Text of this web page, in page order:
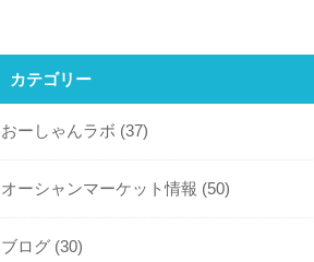
カテゴリー
おーしゃんラボ (37)
オーシャンマーケット情報 (50)
ブログ (30)